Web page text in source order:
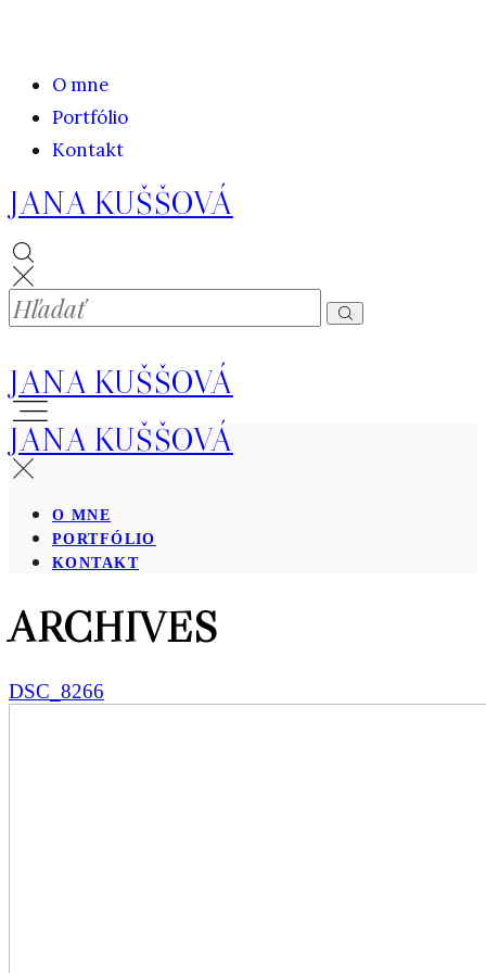
O mne
Portfólio
Kontakt
JANA KUŠŠOVÁ
JANA KUŠŠOVÁ
JANA KUŠŠOVÁ
O MNE
PORTFÓLIO
KONTAKT
ARCHIVES
DSC_8266